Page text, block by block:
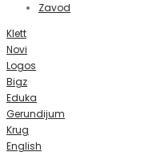
Zavod
Klett
Novi
Logos
Bigz
Eduka
Gerundijum
Krug
English